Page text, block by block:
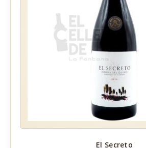
El Secreto